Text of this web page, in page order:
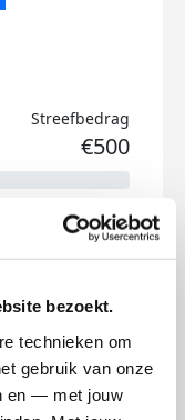
bezoekt.
technieken om
gebruik van onze
en — met jouw
Streefbedrag
€500